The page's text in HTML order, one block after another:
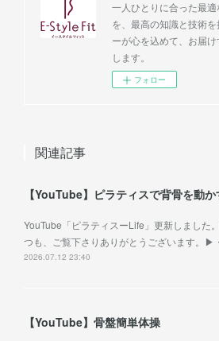
一人ひとりに合った最
を、最高の知識と技術
ーが心を込めて、お届
します。
フォロー
関連記事
【YouTube】ピラティスで背骨を動か
YouTube「ピラティスーLife」更新しました
つも、ご覧下さりありがとうございます。▶︎
2026.07.12 23:40
【YouTube】骨盤簡単体操